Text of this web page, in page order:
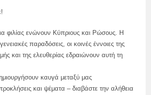
φιλίας ενώνουν Κύπριους και Ρώσους. Η
παραδόσεις, οι κοινές έννοιες της
και της ελευθερίας εδραιώνουν αυτή τη
καυγά μεταξύ μας
και ψέματα – διαβάστε την αλήθεια